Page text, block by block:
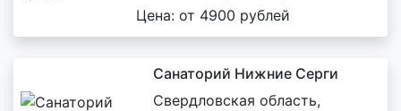
Цена: от 4900 рублей
Санаторий Нижние Серги
Свердловская область,